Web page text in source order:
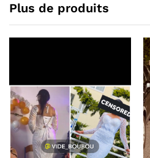
Plus de produits